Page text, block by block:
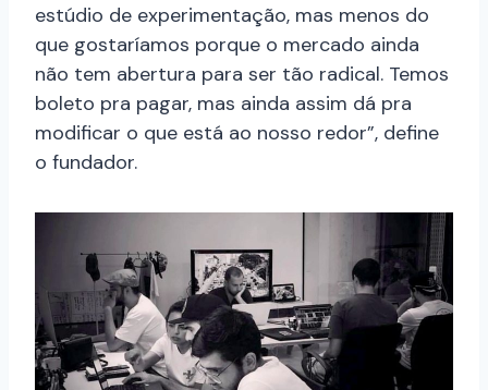
estúdio de experimentação, mas menos do
que gostaríamos porque o mercado ainda
não tem abertura para ser tão radical. Temos
boleto pra pagar, mas ainda assim dá pra
modificar o que está ao nosso redor”, define
o fundador.